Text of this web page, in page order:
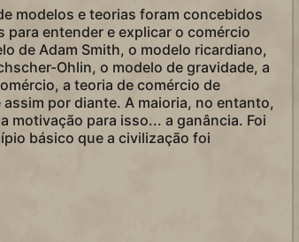
modelos e teorias foram concebidos
para entender e explicar o comércio
de Adam Smith, o modelo ricardiano,
Ohlin, o modelo de gravidade, a
a teoria de comércio de
assim por diante. A maioria, no entanto,
motivação para isso... a ganância. Foi
básico que a civilização foi